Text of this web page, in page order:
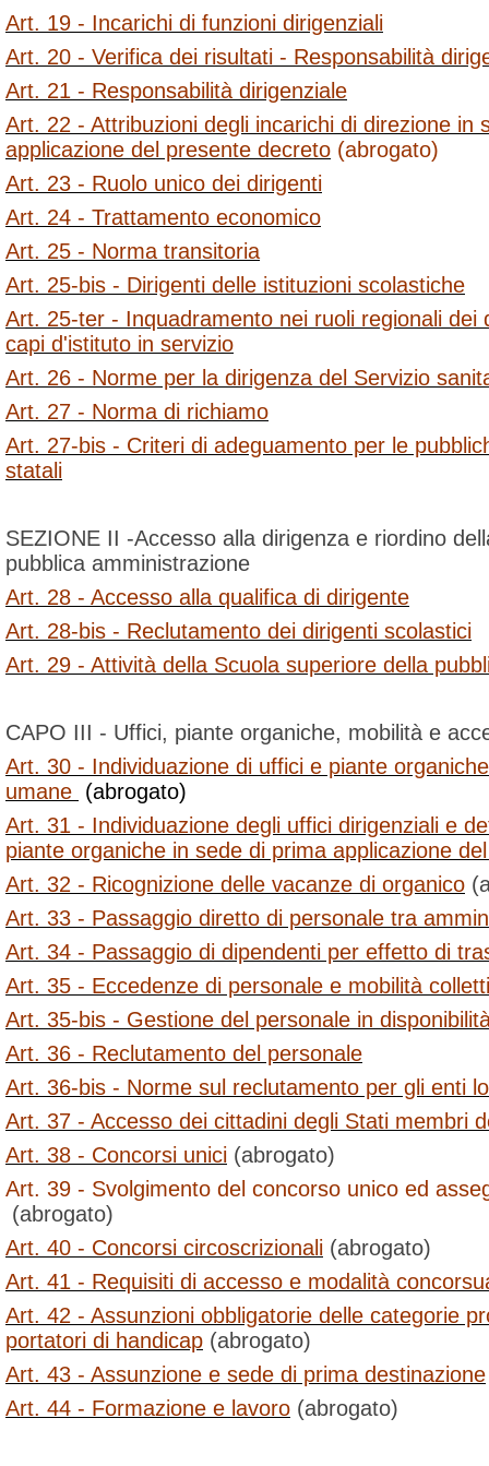
Art. 19 - Incarichi di funzioni dirigenziali
Art. 20 - Verifica dei risultati - Responsabilità
Art. 21 - Responsabilità dirigenziale
Art. 22 - Attribuzioni degli incarichi di direzione in
applicazione del presente decreto (abrogato)
Art. 23 - Ruolo unico dei dirigenti
Art. 24 - Trattamento economico
Art. 25 - Norma transitoria
Art. 25-bis - Dirigenti delle istituzioni scolastiche
Art. 25-ter - Inquadramento nei ruoli regionali dei
capi d'istituto in servizio
Art. 26 - Norme per la dirigenza del Servizio
Art. 27 - Norma di richiamo
Art. 27-bis - Criteri di adeguamento per le
statali
SEZIONE II -Accesso alla dirigenza e riordino
pubblica amministrazione
Art. 28 - Accesso alla qualifica di dirigente
Art. 28-bis - Reclutamento dei dirigenti scolastici
Art. 29 - Attività della Scuola superiore della
CAPO III - Uffici, piante organiche, mobilità e
Art. 30 - Individuazione di uffici e piante
umane (abrogato)
Art. 31 - Individuazione degli uffici dirigenziali e
piante organiche in sede di prima applicazione
Art. 32 - Ricognizione delle vacanze di organico
Art. 33 - Passaggio diretto di personale tra
Art. 34 - Passaggio di dipendenti per effetto di
Art. 35 - Eccedenze di personale e mobilità
Art. 35-bis - Gestione del personale in
Art. 36 - Reclutamento del personale
Art. 36-bis - Norme sul reclutamento per gli enti
Art. 37 - Accesso dei cittadini degli Stati membri
Art. 38 - Concorsi unici (abrogato)
Art. 39 - Svolgimento del concorso unico ed
(abrogato)
Art. 40 - Concorsi circoscrizionali (abrogato)
Art. 41 - Requisiti di accesso e modalità
Art. 42 - Assunzioni obbligatorie delle categorie
portatori di handicap (abrogato)
Art. 43 - Assunzione e sede di prima destinazione
Art. 44 - Formazione e lavoro (abrogato)